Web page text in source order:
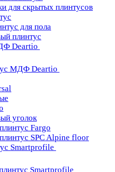
для скрытых плинтусов
для пола
плинтус
Deartio
МДФ Deartio
уголок
Fargo
SPC Alpine floor
Smartprofile
Smartprofile